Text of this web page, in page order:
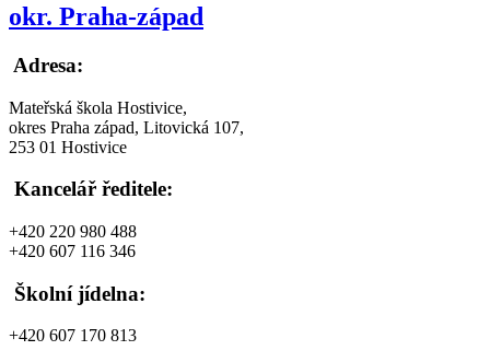
okr. Praha-západ
Adresa:
Mateřská škola Hostivice,
okres Praha západ, Litovická 107,
253 01 Hostivice
Kancelář ředitele:
+420 220 980 488
+420 607 116 346
Školní jídelna:
+420 607 170 813